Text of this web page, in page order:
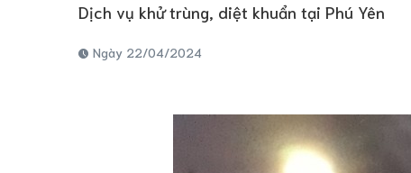
Dịch vụ khử trùng, diệt khuẩn tại Phú Yên
Ngày 22/04/2024